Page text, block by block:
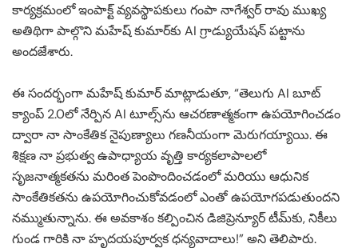
కార్యక్రమంలో ఇంపాక్ట్ వ్యవస్థాపకులు గంపా నాగేశ్వర్ రావు ముఖ్య
అతిథిగా పాల్గొని మహేష్ కుమార్‌కు AI గ్రాడ్యుయేషన్ పట్టాను
అందజేశారు.
ఈ సందర్భంగా మహేష్ కుమార్ మాట్లాడుతూ, “తెలుగు AI బూట్
క్యాంప్ 2.0లో నేర్పిన AI టూల్స్‌ను ఆచరణాత్మకంగా ఉపయోగించడం
ద్వారా నా సాంకేతిక నైపుణ్యాలు గణనీయంగా మెరుగయ్యాయి. ఈ
శిక్షణ నా ప్రభుత్వ ఉపాధ్యాయ వృత్తి కార్యకలాపాలలో
సృజనాత్మకతను మరింత పెంపొందించడంలో మరియు ఆధునిక
సాంకేతికతను ఉపయోగించుకోవడంలో ఎంతో ఉపయోగపడుతుందని
నమ్ముతున్నాను. ఈ అవకాశం కల్పించిన డిజిప్రెన్యూర్ టీమ్‌కు, నికీలు
గుండ గారికి నా హృదయపూర్వక ధన్యవాదాలు!” అని తెలిపారు.